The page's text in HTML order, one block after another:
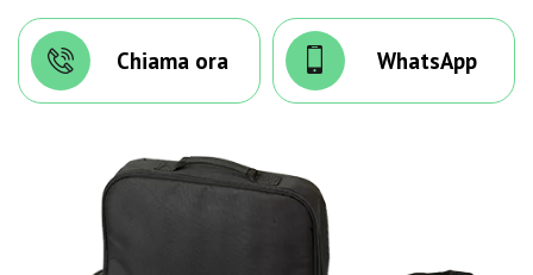
Chiama ora WhatsApp